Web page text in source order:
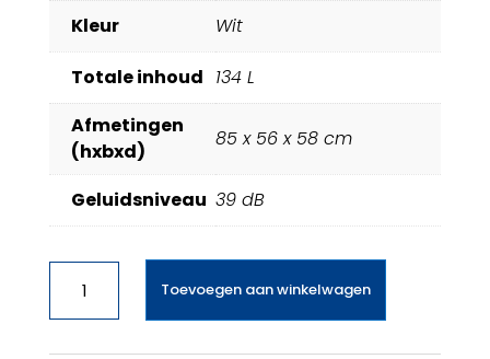
Kleur Wit
Totale inhoud 134 L
Afmetingen
(hxbxd)
85 x 56 x 58 cm
Geluidsniveau 39 dB
KTR15NWEB
aantal
Toevoegen aan winkelwagen